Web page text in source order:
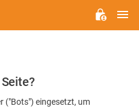
("Bots") eingesetzt, um